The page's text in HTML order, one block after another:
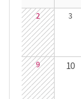
2 3
9 10